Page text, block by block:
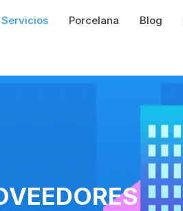
Servicios Porcelana Blog